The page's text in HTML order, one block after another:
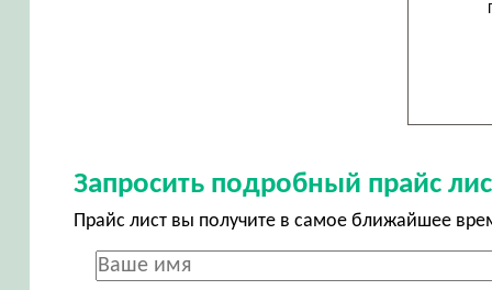
Запросить подробный прайс
Прайс лист вы получите в самое ближайшее